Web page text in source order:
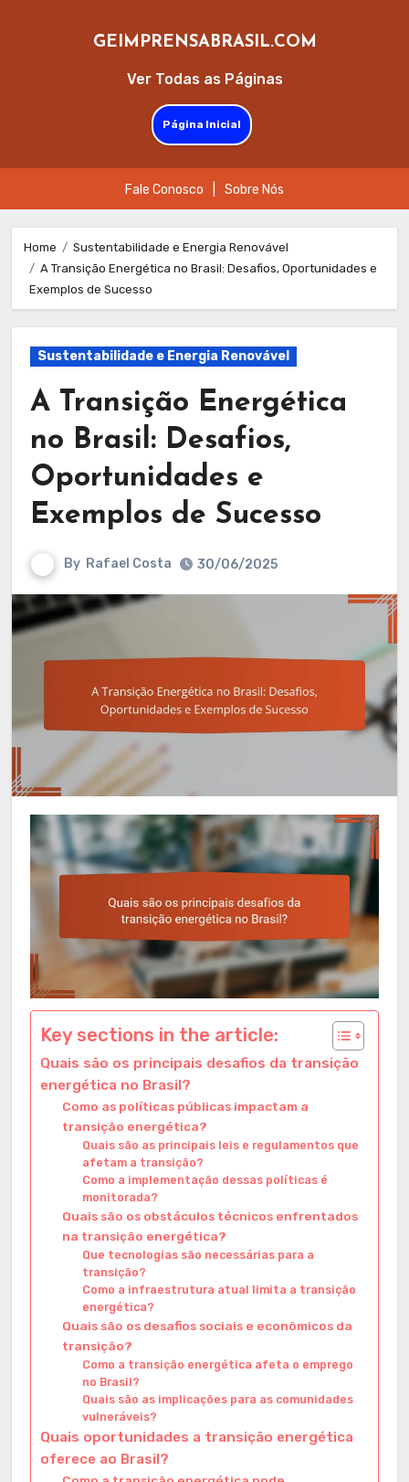
Ver Todas as Páginas
GEIMPRENSABRASIL.COM
Página Inicial
Fale Conosco Sobre Nós
content
Home
Sustentabilidade e Energia Renovável
A Transição Energética no Brasil: Desafios, Oportunidades e
Exemplos de Sucesso
Sustentabilidade e Energia Renovável
A Transição Energética
no Brasil: Desafios,
Oportunidades e
Exemplos de Sucesso
By Rafael Costa 30/06/2025
Key sections in the article:
Quais são os principais desafios da transição
energética no Brasil?
Como as políticas públicas impactam a
transição energética?
Quais são as principais leis e regulamentos que
afetam a transição?
Como a implementação dessas políticas é
monitorada?
Quais são os obstáculos técnicos enfrentados
na transição energética?
Que tecnologias são necessárias para a
transição?
Como a infraestrutura atual limita a transição
energética?
Quais são os desafios sociais e econômicos da
transição?
Como a transição energética afeta o emprego
no Brasil?
Quais são as implicações para as comunidades
vulneráveis?
Quais oportunidades a transição energética
oferece ao Brasil?